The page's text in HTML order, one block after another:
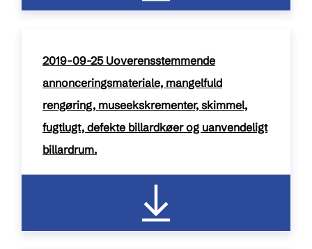
2019-09-25 Uoverensstemmende
annonceringsmateriale, mangelfuld
rengøring, museekskrementer, skimmel,
fugtlugt, defekte billardkøer og uanvendeligt
billardrum.